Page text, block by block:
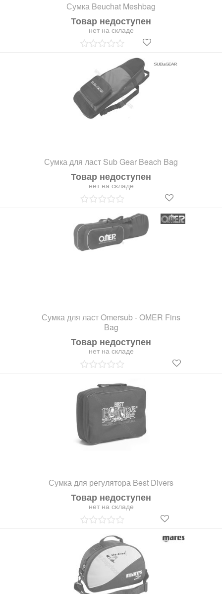
Сумка Beuchat Meshbag
Товар недоступен
нет на складе
Сумка для ласт Sub Gear Beach Bag
Товар недоступен
нет на складе
Сумка для ласт Omersub - OMER Fins
Bag
Товар недоступен
нет на складе
Сумка для регулятора Best Divers
Товар недоступен
нет на складе